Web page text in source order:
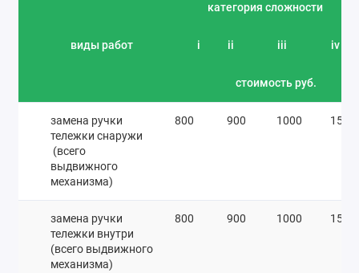
виды работ
категория сложности
i ii iii iv
стоимость руб.
замена ручки
тележки снаружи
(всего
выдвижного
механизма)
800 900 1000 1500
замена ручки
тележки внутри
(всего выдвижного
механизма)
800 900 1000 1500